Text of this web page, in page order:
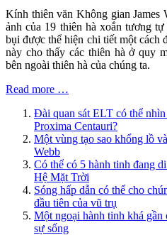
Kính thiên văn Không gian James
ảnh của 19 thiên hà xoắn tương
bụi được thể hiện chi tiết một cách
này cho thấy các thiên hà ở quy
bên ngoài thiên hà của chúng ta.
Read more …
Đài quan sát ELT có thể
Proxima Centauri?
Một vùng tạo sao khổng lồ
Webb
Có thể có 5 hành tinh đang
Hệ Mặt Trời
Sóng hấp dẫn có thể cho
đầu tiên của vũ trụ
Một ngoại hành tinh khá gần
sự sống